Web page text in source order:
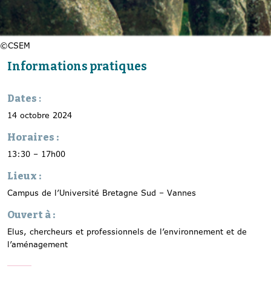
©CSEM
Informations pratiques
Dates :
14 octobre 2024
Horaires :
13:30 – 17h00
Lieux :
Campus de l’Université Bretagne Sud – Vannes
Ouvert à :
Elus, chercheurs et professionnels de l’environnement et de
l’aménagement